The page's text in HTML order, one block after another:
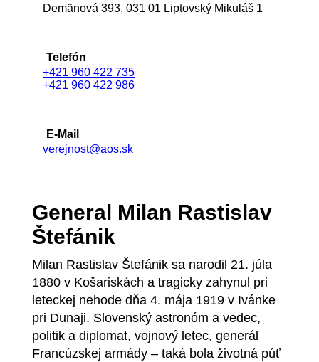
Demänová 393, 031 01 Liptovský Mikuláš 1
Telefón
+421 960 422 735
+421 960 422 986
E-Mail
verejnost@aos.sk
General Milan Rastislav
Štefánik
Milan Rastislav Štefánik sa narodil 21. júla
1880 v Košariskách a tragicky zahynul pri
leteckej nehode dňa 4. mája 1919 v Ivánke
pri Dunaji. Slovenský astronóm a vedec,
politik a diplomat, vojnový letec, generál
Francúzskej armády – taká bola životná púť